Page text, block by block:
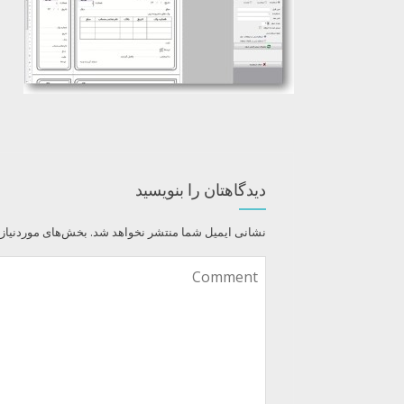
دیدگاهتان را بنویسید
نشانی ایمیل شما منتشر نخواهد شد. بخش‌های